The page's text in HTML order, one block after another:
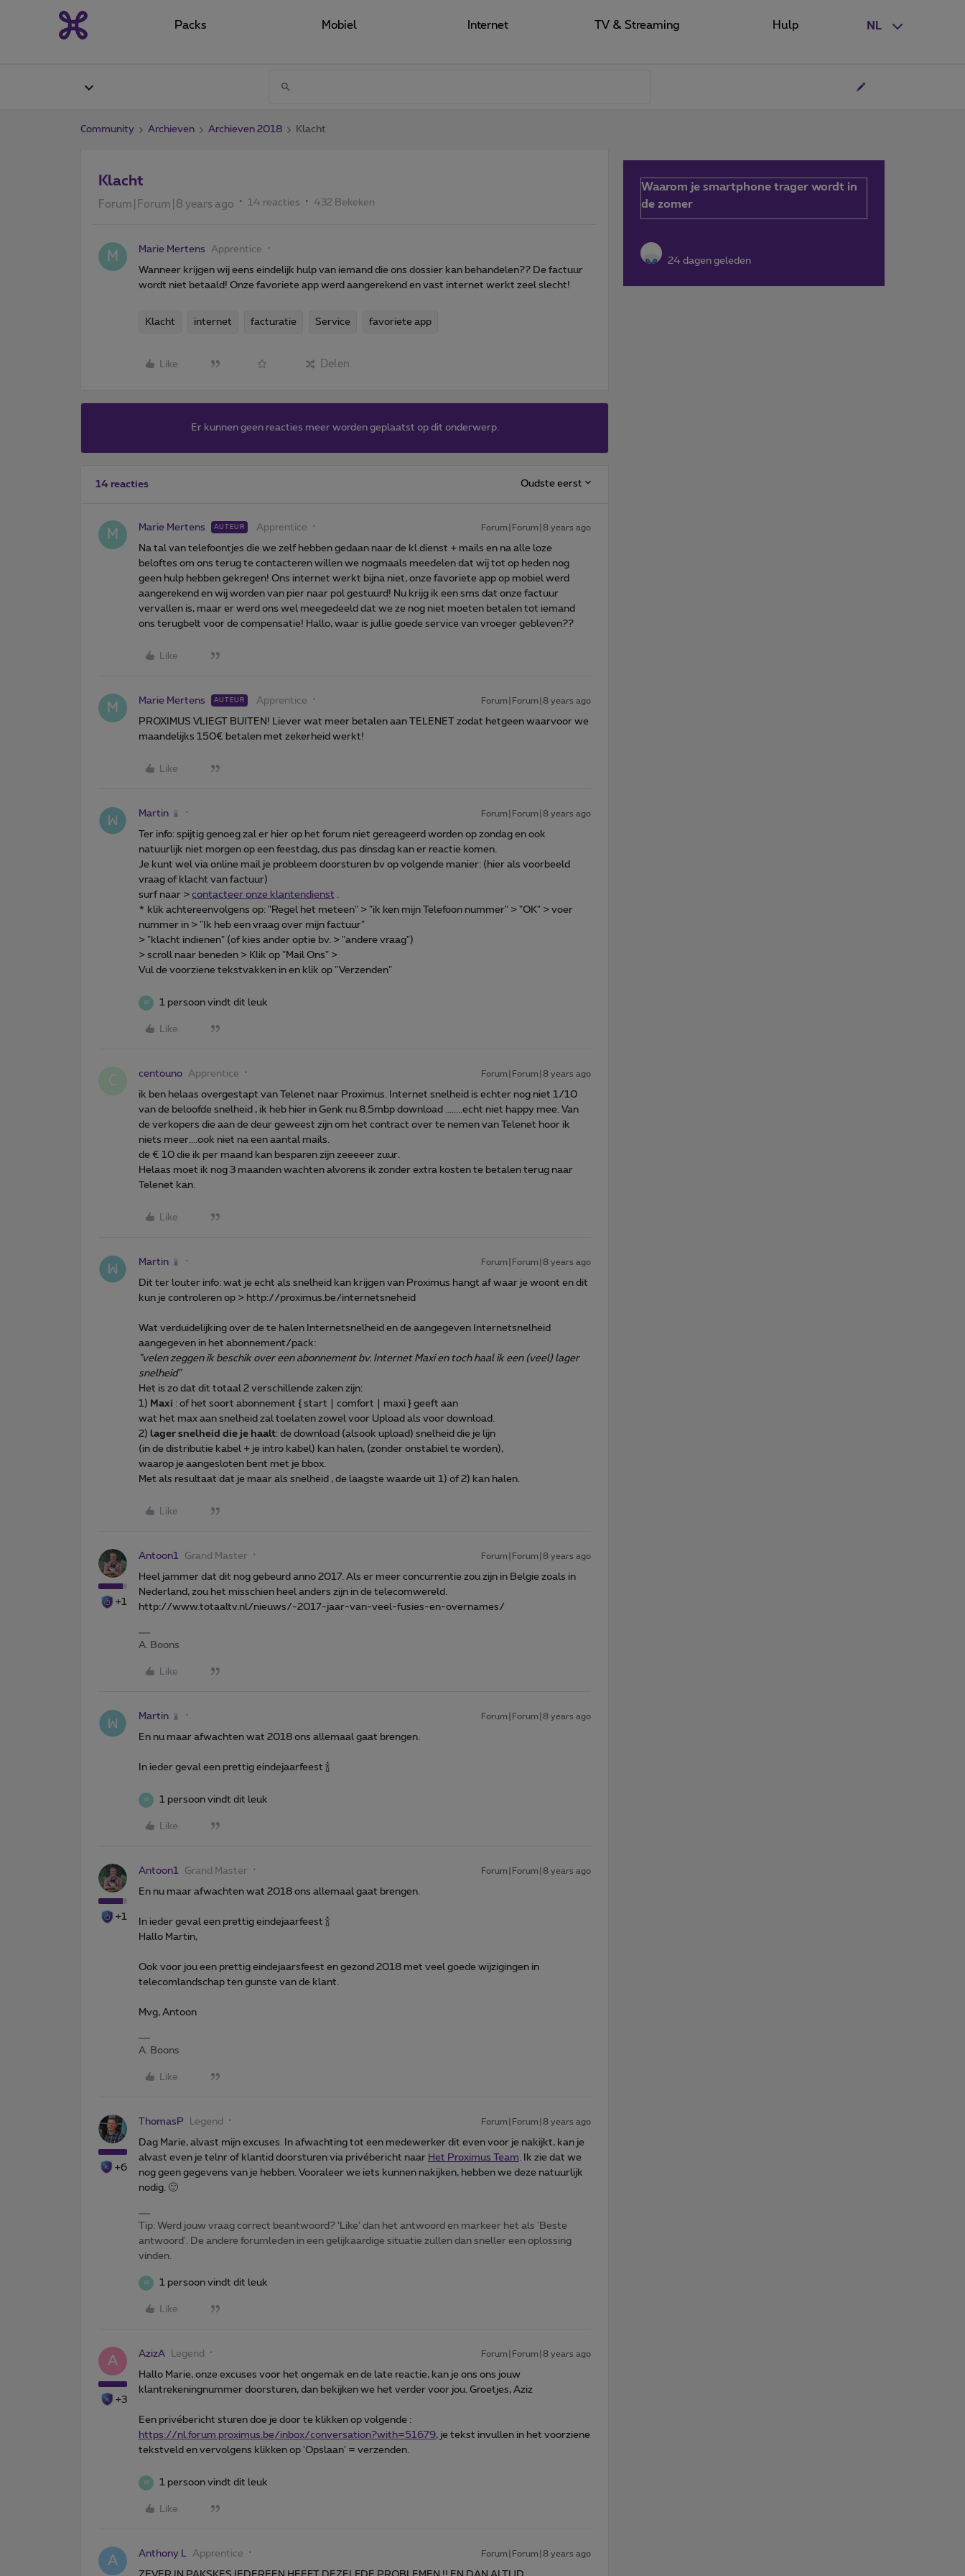
NL
Packs Mobiel Internet TV & Streaming Hulp
Community Archieven Archieven 2018 Klacht
Klacht
Forum|Forum|8 years ago 14 reacties 432 Bekeken
M Marie Mertens Apprentice
Wanneer krijgen wij eens eindelijk hulp van iemand die ons dossier kan behandelen?? De factuur
wordt niet betaald! Onze favoriete app werd aangerekend en vast internet werkt zeel slecht!
Klacht internet facturatie Service favoriete app
Like Delen
Er kunnen geen reacties meer worden geplaatst op dit onderwerp.
14 reacties Oudste eerst
M Marie Mertens AUTEUR Apprentice Forum|Forum|8 years ago
Na tal van telefoontjes die we zelf hebben gedaan naar de kl.dienst + mails en na alle loze
beloftes om ons terug te contacteren willen we nogmaals meedelen dat wij tot op heden nog
geen hulp hebben gekregen! Ons internet werkt bijna niet, onze favoriete app op mobiel werd
aangerekend en wij worden van pier naar pol gestuurd! Nu krijg ik een sms dat onze factuur
vervallen is, maar er werd ons wel meegedeeld dat we ze nog niet moeten betalen tot iemand
ons terugbelt voor de compensatie! Hallo, waar is jullie goede service van vroeger gebleven??
Like
M Marie Mertens AUTEUR Apprentice Forum|Forum|8 years ago
PROXIMUS VLIEGT BUITEN! Liever wat meer betalen aan TELENET zodat hetgeen waarvoor we
maandelijks 150€ betalen met zekerheid werkt!
Like
Martin Forum|Forum|8 years ago
Ter info: spijtig genoeg zal er hier op het forum niet gereageerd worden op zondag en ook
natuurlijk niet morgen op een feestdag, dus pas dinsdag kan er reactie komen.
Je kunt wel via online mail je probleem doorsturen bv op volgende manier: (hier als voorbeeld
vraag of klacht van factuur)
surf naar > contacteer onze klantendienst
* klik achtereenvolgens op: "Regel het meteen" > "ik ken mijn Telefoon nummer" > "OK" > voer
nummer in > "Ik heb een vraag over mijn factuur"
> "klacht indienen" (of kies ander optie bv. > "andere vraag")
> scroll naar beneden > Klik op "Mail Ons" >
Vul de voorziene tekstvakken in en klik op "Verzenden"
W 1 persoon vindt dit leuk
Like
centouno Apprentice Forum|Forum|8 years ago
ik ben helaas overgestapt van Telenet naar Proximus. Internet snelheid is echter nog niet 1/10
van de beloofde snelheid , ik heb hier in Genk nu 8.5mbp download ........echt niet happy mee. Van
de verkopers die aan de deur geweest zijn om het contract over te nemen van Telenet hoor ik
niets meer....ook niet na een aantal mails.
de € 10 die ik per maand kan besparen zijn zeeeeer zuur.
Helaas moet ik nog 3 maanden wachten alvorens ik zonder extra kosten te betalen terug naar
Telenet kan.
Like
Martin Forum|Forum|8 years ago
Dit ter louter info: wat je echt als snelheid kan krijgen van Proximus hangt af waar je woont en dit
kun je controleren op > http://proximus.be/internetsneheid
Wat verduidelijking over de te halen Internetsnelheid en de aangegeven Internetsnelheid
aangegeven in het abonnement/pack:
"velen zeggen ik beschik over een abonnement bv. Internet Maxi en toch haal ik een (veel) lager
snelheid"
Het is zo dat dit totaal 2 verschillende zaken zijn:
1) Maxi : of het soort abonnement { start | comfort | maxi } geeft aan
wat het max aan snelheid zal toelaten zowel voor Upload als voor download.
2) lager snelheid die je haalt: de download (alsook upload) snelheid die je lijn
(in de distributie kabel + je intro kabel) kan halen, (zonder onstabiel te worden),
waarop je aangesloten bent met je bbox.
Met als resultaat dat je maar als snelheid , de laagste waarde uit 1) of 2) kan halen.
Like
+1
Antoon1 Grand Master Forum|Forum|8 years ago
Heel jammer dat dit nog gebeurd anno 2017. Als er meer concurrentie zou zijn in Belgie zoals in
Nederland, zou het misschien heel anders zijn in de telecomwereld.
http://www.totaaltv.nl/nieuws/-2017-jaar-van-veel-fusies-en-overnames/
A. Boons
Like
Martin Forum|Forum|8 years ago
En nu maar afwachten wat 2018 ons allemaal gaat brengen.
In ieder geval een prettig eindejaarfeest 🍾
W 1 persoon vindt dit leuk
Like
+1
Antoon1 Grand Master Forum|Forum|8 years ago
En nu maar afwachten wat 2018 ons allemaal gaat brengen.
In ieder geval een prettig eindejaarfeest 🍾
Hallo Martin,
Ook voor jou een prettig eindejaarsfeest en gezond 2018 met veel goede wijzigingen in
telecomlandschap ten gunste van de klant.
Mvg, Antoon
A. Boons
Like
+6
ThomasP Legend Forum|Forum|8 years ago
Dag Marie, alvast mijn excuses. In afwachting tot een medewerker dit even voor je nakijkt, kan je
alvast even je telnr of klantid doorsturen via privébericht naar Het Proximus Team . Ik zie dat we
nog geen gegevens van je hebben. Vooraleer we iets kunnen nakijken, hebben we deze natuurlijk
nodig. 🙂
Tip: Werd jouw vraag correct beantwoord? ‘Like’ dan het antwoord en markeer het als 'Beste
antwoord'. De andere forumleden in een gelijkaardige situatie zullen dan sneller een oplossing
vinden.
W 1 persoon vindt dit leuk
Like
A
+3
AzizA Legend Forum|Forum|8 years ago
Hallo Marie, onze excuses voor het ongemak en de late reactie, kan je ons ons jouw
klantrekeningnummer doorsturen, dan bekijken we het verder voor jou. Groetjes, Aziz
Een privébericht sturen doe je door te klikken op volgende :
https://nl.forum.proximus.be/inbox/conversation?with=51679, je tekst invullen in het voorziene
tekstveld en vervolgens klikken op 'Opslaan' = verzenden.
W 1 persoon vindt dit leuk
Like
A Anthony L Apprentice Forum|Forum|8 years ago
Waarom je smartphone trager wordt in
de zomer
24 dagen geleden